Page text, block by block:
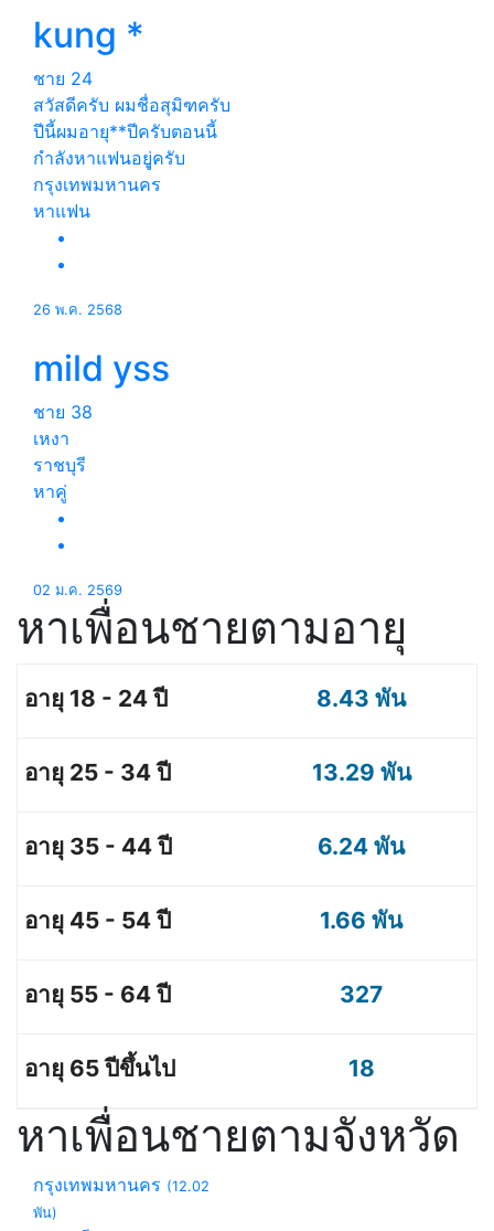
kung *
ชาย 24
สวัสดีครับ ผมชื่อสุมิฑครับ
ปีนี้ผมอายุ**ปีครับตอนนี้
กำลังหาแฟนอยูุ่ครับ
กรุงเทพมหานคร
หาแฟน
26 พ.ค. 2568
mild yss
ชาย 38
เหงา
ราชบุรี
หาคู่
02 ม.ค. 2569
หาเพื่อนชายตามอายุ
8.43 พัน
13.29 พัน
6.24 พัน
1.66 พัน
327
18
หาเพื่อนชายตามจังหวัด
กรุงเทพมหานคร (12.02
พัน)